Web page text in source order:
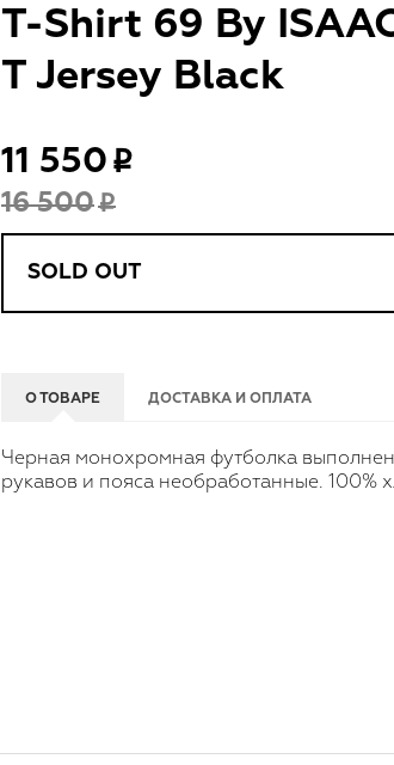
T-Shirt 69 By
T Jersey Black
11 550
16 500
SOLD OUT
О ТОВАРЕ ДОСТАВКА И ОПЛАТА
Черная монохромная футболка
рукавов и пояса необработанные. 100%